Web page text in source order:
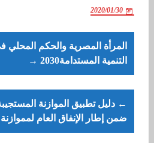
2020/01/30
Post
navigation
المرأة المصرية والحكم المحلي
التنمية المستدامة2030 →
← دليل تطبيق الموازنة
ضمن إطار الإنفاق العام